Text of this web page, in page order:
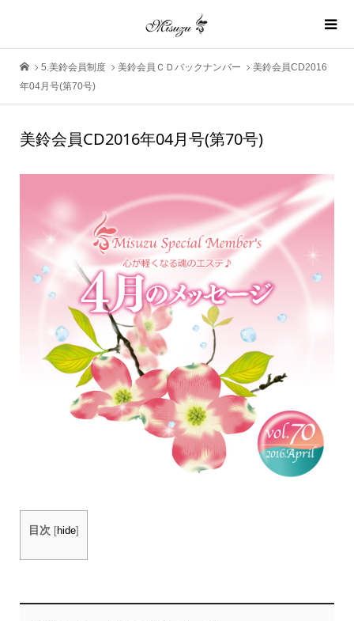
5.美鈴会員制度 美鈴会員ＣＤバックナンバー
美鈴会員CD2016
年04月号(第70号)
美鈴会員CD2016年04月号(第70号)
目次 [hide]